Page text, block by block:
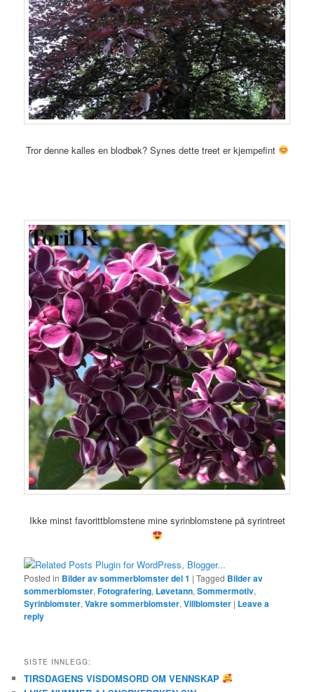
Tror denne kalles en blodbøk? Synes dette treet er kjempefint
Ikke minst favorittblomstene mine syrinblomstene på syrintreet
Posted in Bilder av sommerblomster del 1 |Tagged Bilder av
sommerblomster,Fotografering, Løvetann,Sommermotiv,
Syrinblomster,Vakre sommerblomster,Villblomster | Leave a
reply
SISTE INNLEGG:
TIRSDAGENS VISDOMSORD OM VENNSKAP